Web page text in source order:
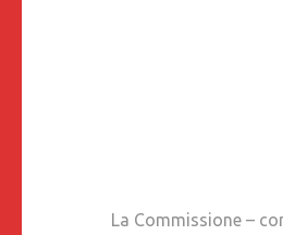
La Commissione –